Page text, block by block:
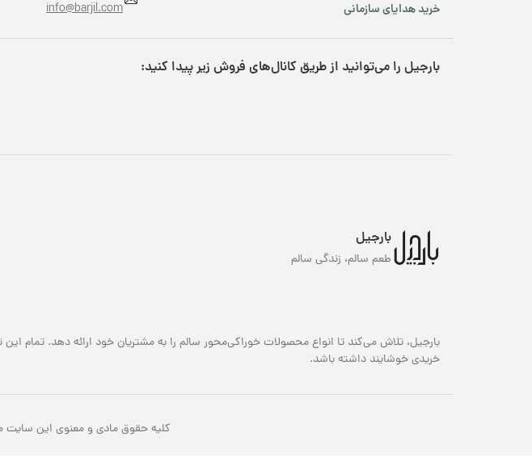
خرید هدایای سازمانی info@barjil.com
بارجیل را می‌توانید از طریق کانال‌های فروش زیر پیدا کنید:
بارجیل
طعم سالم، زندگی سالم
بارجیل، تلاش می‌کند تا انواع محصولات خوراکی‌محور سالم را به مشتریان خود ارائه دهد. تمام
خریدی خوشایند داشته باشد.
کلیه حقوق مادی و معنوی این سایت